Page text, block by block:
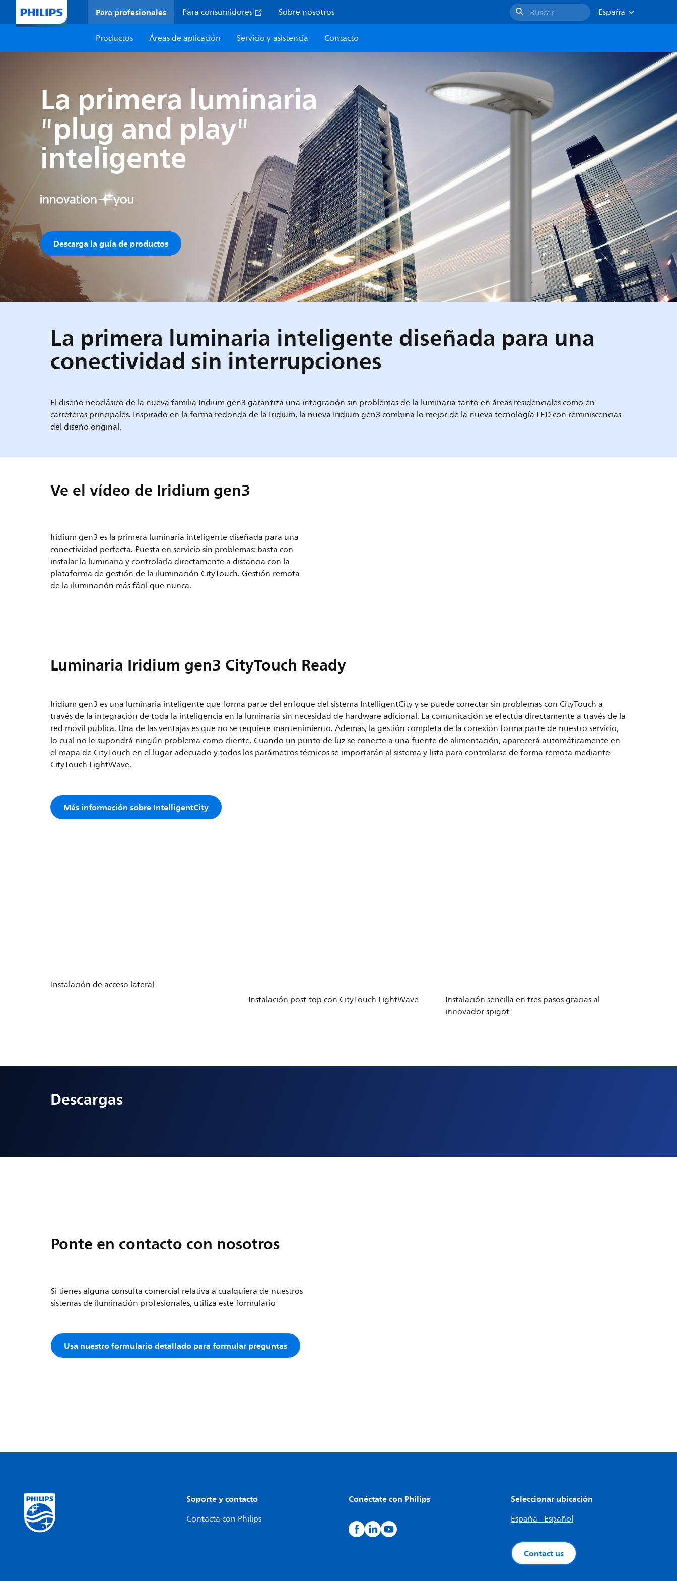
Para profesionales Para consumidores Sobre nosotros Buscar
España
Productos
Áreas de aplicación Servicio y asistencia Contacto
La primera luminaria
"plug and play"
inteligente
Descarga la guía de productos
La primera luminaria inteligente diseñada para una
conectividad sin interrupciones
El diseño neoclásico de la nueva familia Iridium gen3 garantiza una integración sin problemas de la luminaria tanto en áreas residenciales como en
carreteras principales. Inspirado en la forma redonda de la Iridium, la nueva Iridium gen3 combina lo mejor de la nueva tecnología LED con reminiscencias
del diseño original.
Ve el vídeo de Iridium gen3
Iridium gen3 es la primera luminaria inteligente diseñada para una
conectividad perfecta. Puesta en servicio sin problemas: basta con
instalar la luminaria y controlarla directamente a distancia con la
plataforma de gestión de la iluminación CityTouch. Gestión remota
de la iluminación más fácil que nunca.
Luminaria Iridium gen3 CityTouch Ready
Iridium gen3 es una luminaria inteligente que forma parte del enfoque del sistema IntelligentCity y se puede conectar sin problemas con CityTouch a
través de la integración de toda la inteligencia en la luminaria sin necesidad de hardware adicional. La comunicación se efectúa directamente a través de la
red móvil pública. Una de las ventajas es que no se requiere mantenimiento. Además, la gestión completa de la conexión forma parte de nuestro servicio,
lo cual no le supondrá ningún problema como cliente. Cuando un punto de luz se conecte a una fuente de alimentación, aparecerá automáticamente en
el mapa de CityTouch en el lugar adecuado y todos los parámetros técnicos se importarán al sistema y lista para controlarse de forma remota mediante
CityTouch LightWave.
Más información sobre IntelligentCity
Instalación de acceso lateral
Instalación post-top con CityTouch LightWave
Instalación sencilla en tres pasos gracias al
innovador spigot
Descargas
Ponte en contacto con nosotros
Si tienes alguna consulta comercial relativa a cualquiera de nuestros
sistemas de iluminación profesionales, utiliza este formulario
Usa nuestro formulario detallado para formular preguntas
Soporte y contacto
Contacta con Philips
Conéctate con Philips Seleccionar ubicación
España - Español
Contact us